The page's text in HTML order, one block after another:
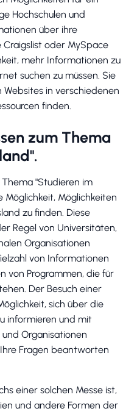
Hochschulen und
über ihre
Craigslist oder MySpace
mehr Informationen zu
suchen zu müssen. Sie
Websites in verschiedenen
finden.
zum Thema
"Studieren im
Möglichkeit, Möglichkeiten
zu finden. Diese
Regel von Universitäten,
Organisationen
von Informationen
von Programmen, die für
Der Besuch einer
sich über die
informieren und mit
Organisationen
Fragen beantworten
einer solchen Messe ist,
und andere Formen der